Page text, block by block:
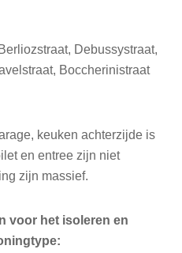
Berliozstraat, Debussystraat,
Boccherinistraat
keuken achterzijde is
en entree zijn niet
zijn massief.
voor het isoleren en